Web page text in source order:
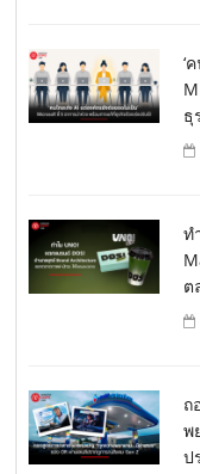
‘
ธุ
ท
ต
ถ
พ
ป